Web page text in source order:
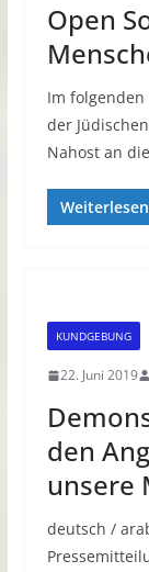
Open
Im
der
Nahost an
Weiterlesen
KUNDGEBUNG
22. Juni 2019
den
unsere
deutsch /